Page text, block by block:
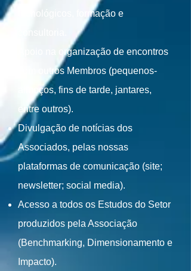
tecnológicos, formação e
Apoio na organização de encontros
com outros Membros (pequenos-
almoços, fins de tarde, jantares,
entre outros).
Divulgação de notícias dos
Associados, pelas nossas
plataformas de comunicação (site;
newsletter; social media).
Acesso a todos os Estudos do Setor
produzidos pela Associação
(Benchmarking, Dimensionamento e
Impacto).